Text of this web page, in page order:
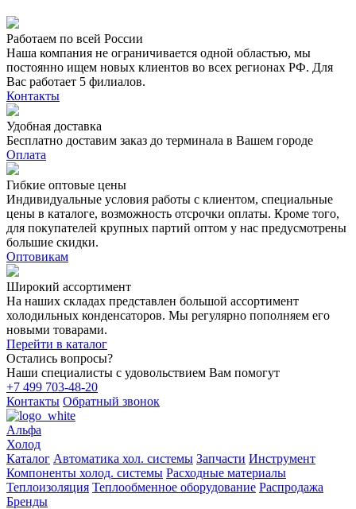
Работаем по всей России
Наша компания не ограничивается одной областью, мы
постоянно ищем новых клиентов во всех регионах РФ. Для
Вас работает 5 филиалов.
Контакты
Удобная доставка
Бесплатно доставим заказ до терминала в Вашем городе
Оплата
Гибкие оптовые цены
Индивидуальные условия работы с клиентом, специальные
цены в каталоге, возможность отсрочки оплаты. Кроме того,
для покупателей крупных партий оптом у нас предусмотрены
большие скидки.
Оптовикам
Широкий ассортимент
На наших складах представлен большой ассортимент
холодильных конденсаторов. Мы регулярно пополняем его
новыми товарами.
Перейти в каталог
Остались вопросы?
Наши специалисты с удовольствием Вам помогут
+7 499 703-48-20
Контакты Обратный звонок
Альфа
Холод
Каталог Автоматика хол. системы Запчасти Инструмент
Компоненты холод. системы Расходные материалы
Теплоизоляция Теплообменное оборудование Распродажа
Бренды